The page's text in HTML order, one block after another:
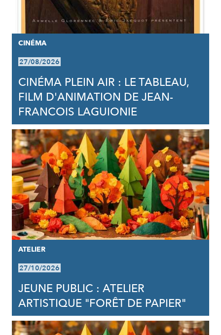
CINÉMA
27/08/2026
CINÉMA PLEIN AIR : LE TABLEAU,
FILM D'ANIMATION DE JEAN-
FRANCOIS LAGUIONIE
ATELIER
27/10/2026
JEUNE PUBLIC : ATELIER
ARTISTIQUE "FORÊT DE PAPIER"